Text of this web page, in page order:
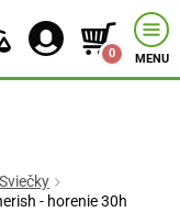
0 MENU
Sviečky
- horenie 30h